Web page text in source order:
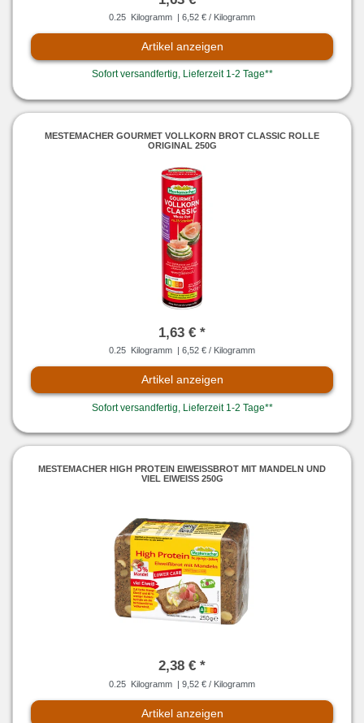
0.25 Kilogramm | 6,52 € / Kilogramm
Artikel anzeigen
Sofort versandfertig, Lieferzeit 1-2 Tage**
MESTEMACHER GOURMET VOLLKORN BROT CLASSIC ROLLE
ORIGINAL 250G
1,63 € *
0.25 Kilogramm | 6,52 € / Kilogramm
Artikel anzeigen
Sofort versandfertig, Lieferzeit 1-2 Tage**
MESTEMACHER HIGH PROTEIN EIWEISSBROT MIT MANDELN UND V
IEL EIWEISS 250G
2,38 € *
0.25 Kilogramm | 9,52 € / Kilogramm
Artikel anzeigen